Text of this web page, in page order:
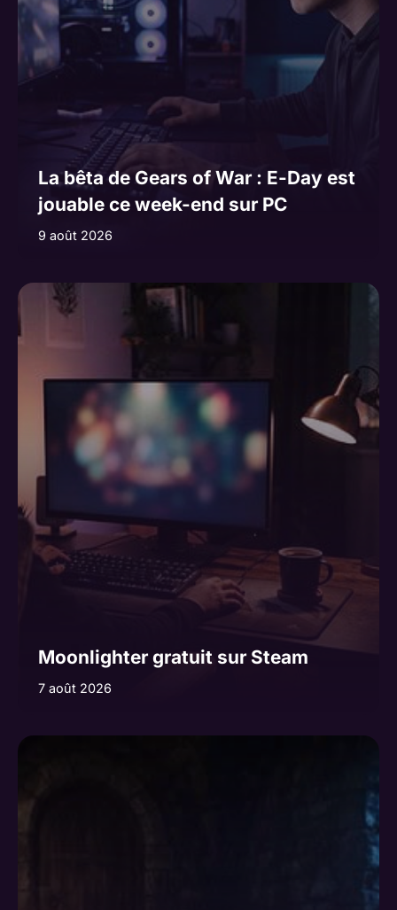
La bêta de Gears of War : E-Day est
jouable ce week-end sur PC
9 août 2026
Moonlighter gratuit sur Steam
7 août 2026